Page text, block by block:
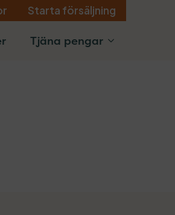
Starta försäljning
Tjäna pengar